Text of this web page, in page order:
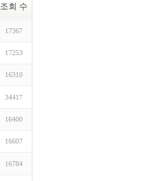
조회 수
17367
17253
16310
34417
16400
16607
16784